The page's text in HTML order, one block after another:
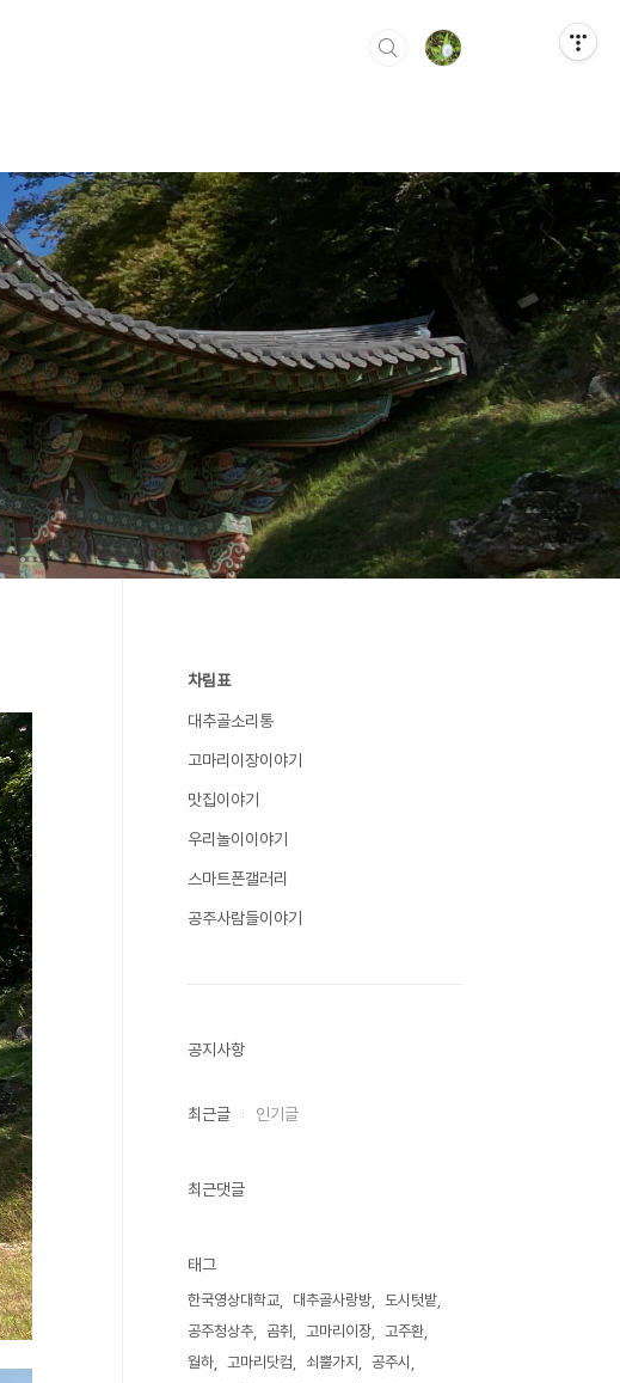
차림표
대추골소리통
고마리이장이야기
맛집이야기
우리놀이이야기
스마트폰갤러리
공주사람들이야기
공지사항
최근글 인기글
최근댓글
태그
한국영상대학교 대추골사랑방
도시텃밭
공주청상추
곰취 고마리이장
고주환
월하
고마리닷컴 쇠뿔가지
공주시